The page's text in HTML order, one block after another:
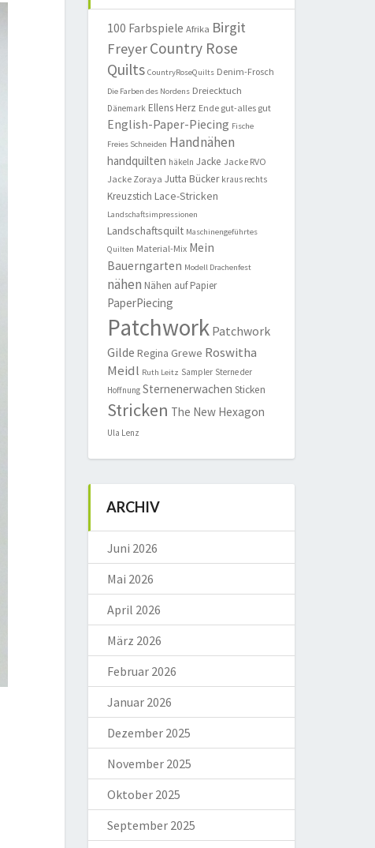
100 Farbspiele Afrika Birgit
FreyerCountry Rose
Quilts CountryRoseQuilts Denim-Frosch
Die Farben des Nordens Dreiecktuch
Dänemark Ellens Herz Ende gut-alles gut
English-Paper-Piecing Fische
Freies Schneiden Handnähen
handquilten häkeln Jacke Jacke RVO
Jacke Zoraya Jutta Bücker kraus rechts
Kreuzstich Lace-Stricken
Landschaftsimpressionen
Landschaftsquilt Maschinengeführtes
Quilten Material-Mix Mein
Bauerngarten Modell Drachenfest
nähen Nähen auf Papier
PaperPiecing
Patchwork Patchwork
Gilde Regina Grewe Roswitha
Meidl Ruth Leitz Sampler Sterne der
Hoffnung Sternenerwachen Sticken
Stricken The New Hexagon
Ula Lenz
ARCHIV
Juni 2026
Mai 2026
April 2026
März 2026
Februar 2026
Januar 2026
Dezember 2025
November 2025
Oktober 2025
September 2025